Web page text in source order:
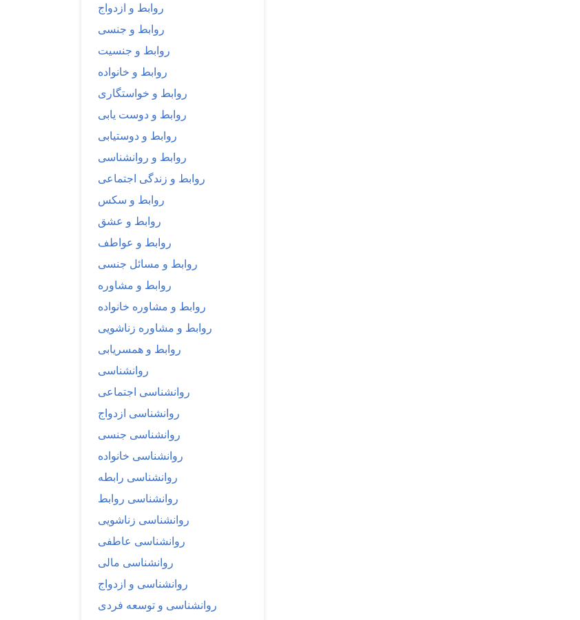
روابط و ازدواج
روابط و جنسی
روابط و جنسیت
روابط و خانواده
روابط و خواستگاری
روابط و دوست یابی
روابط و دوستیابی
روابط و روانشناسی
روابط و زندگی اجتماعی
روابط و سکس
روابط و عشق
روابط و عواطف
روابط و مسائل جنسی
روابط و مشاوره
روابط و مشاوره خانواده
روابط و مشاوره زناشویی
روابط و همسریابی
روانشناسی
روانشناسی اجتماعی
روانشناسی ازدواج
روانشناسی جنسی
روانشناسی خانواده
روانشناسی رابطه
روانشناسی روابط
روانشناسی زناشویی
روانشناسی عاطفی
روانشناسی مالی
روانشناسی و ازدواج
روانشناسی و توسعه فردی